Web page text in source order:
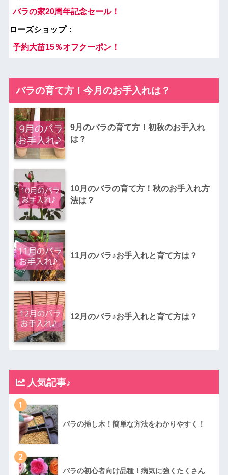
バラの家20周年記念セール！
ローズショップ：
予約大苗15％オフクーポン！
バラの育て方！今月のお手入れは？
9月のバラの育て方！初秋のお手入れ
は？
10月のバラの育て方！秋のお手入れ方
法は？
11月のバラ♪お手入れと育て方は？
12月のバラ♪お手入れと育て方は？
人気記事♪
1
バラの挿し木！簡単な方法をわかりやすく！
2
バラの初心者向け品種！病気に強くたくさん